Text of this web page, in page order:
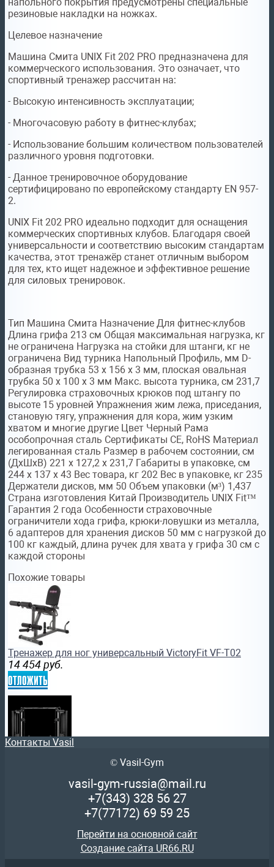
напольного покрытия предусмотрены специальные
резиновые накладки на ножках.
Целевое назначение
Машина Смита UNIX Fit 202 PRO предназначена для
коммерческого использования. Это означает, что
спортивный тренажер рассчитан на:
- Высокую интенсивность эксплуатации;
- Многочасовую работу в фитнес-клубах;
- Использование большим количеством пользователей
различного уровня подготовки.
- Данное тренировочное оборудование
сертифицировано по европейскому стандарту EN 957-
2.
UNIX Fit 202 PRO идеально подходит для оснащения
коммерческих спортивных клубов. Благодаря своей
универсальности и соответствию высоким стандартам
качества, этот тренажёр станет отличным выбором
для тех, кто ищет надежное и эффективное решение
для силовых тренировок.
Тип Машина Смита Назначение Для фитнес-клубов
Длина грифа 213 см Общая максимальная нагрузка, кг
не ограничена Нагрузка на стойки для штанги, кг не
ограничена Вид турника Напольный Профиль, мм D-
образная трубка 53 х 156 х 3 мм, плоская овальная
трубка 50 х 100 х 3 мм Макс. высота турника, см 231,7
Регулировка страховочных крюков под штангу по
высоте 15 уровней Упражнения жим лежа, приседания,
становую тягу, упражнения для кора, жим узким
хватом и многие другие Цвет Черный Рама
особопрочная сталь Сертификаты CE, RoHS Материал
легированная сталь Размер в рабочем состоянии, см
(ДхШхВ) 221 х 127,2 х 231,7 Габариты в упаковке, см
244 х 137 х 43 Вес товара, кг 202 Вес в упаковке, кг 235
Держатели дисков, мм 50 Объем упаковки (м³) 1,437
Страна изготовления Китай Производитель UNIX Fit™
Гарантия 2 года Особенности страховочные
ограничители хода грифа, крюки-ловушки из металла,
6 адаптеров для хранения дисков 50 мм с нагрузкой до
100 кг каждый, длина ручек для хвата у грифа 30 см с
каждой стороны
Похожие товары
Тренажер для ног универсальный VictoryFit VF-T02
14 454 руб.
отложить
Кроссовер профессиональный стек 200 кг BRONZE GYM
силовой тренажер бронзджим
Контакты Vasil
© Vasil-Gym
vasil-gym-russia@mail.ru
+7(343) 328 56 27
+7(77172) 69 59 25
Перейти на основной сайт
Создание сайта UR66.RU